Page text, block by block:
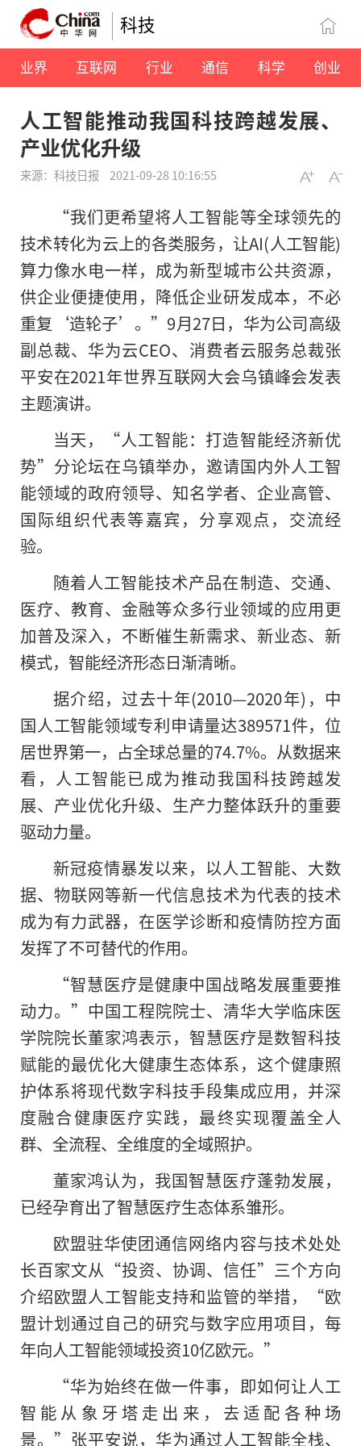
科技
业界 互联网 行业 通信 科学 创业
人工智能推动我国科技跨越发展、
产业优化升级
来源：科技日报 2021-09-28 10:16:55
“我们更希望将人工智能等全球领先的
技术转化为云上的各类服务，让AI(人工智能)
算力像水电一样，成为新型城市公共资源，
供企业便捷使用，降低企业研发成本，不必
重复‘造轮子’。”9月27日，华为公司高级
副总裁、华为云CEO、消费者云服务总裁张
平安在2021年世界互联网大会乌镇峰会发表
主题演讲。
当天，“人工智能：打造智能经济新优
势”分论坛在乌镇举办，邀请国内外人工智
能领域的政府领导、知名学者、企业高管、
国际组织代表等嘉宾，分享观点，交流经
验。
随着人工智能技术产品在制造、交通、
医疗、教育、金融等众多行业领域的应用更
加普及深入，不断催生新需求、新业态、新
模式，智能经济形态日渐清晰。
据介绍，过去十年(2010—2020年)，中
国人工智能领域专利申请量达389571件，位
居世界第一，占全球总量的74.7%。从数据来
看，人工智能已成为推动我国科技跨越发
展、产业优化升级、生产力整体跃升的重要
驱动力量。
新冠疫情暴发以来，以人工智能、大数
据、物联网等新一代信息技术为代表的技术
成为有力武器，在医学诊断和疫情防控方面
发挥了不可替代的作用。
“智慧医疗是健康中国战略发展重要推
动力。”中国工程院院士、清华大学临床医
学院院长董家鸿表示，智慧医疗是数智科技
赋能的最优化大健康生态体系，这个健康照
护体系将现代数字科技手段集成应用，并深
度融合健康医疗实践，最终实现覆盖全人
群、全流程、全维度的全域照护。
董家鸿认为，我国智慧医疗蓬勃发展，
已经孕育出了智慧医疗生态体系雏形。
欧盟驻华使团通信网络内容与技术处处
长百家文从“投资、协调、信任”三个方向
介绍欧盟人工智能支持和监管的举措，“欧
盟计划通过自己的研究与数字应用项目，每
年向人工智能领域投资10亿欧元。”
“华为始终在做一件事，即如何让人工
智能从象牙塔走出来，去适配各种场
景。”张平安说，华为通过人工智能全栈、